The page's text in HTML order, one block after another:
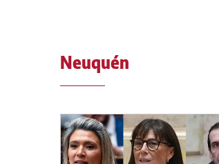
Neuquén